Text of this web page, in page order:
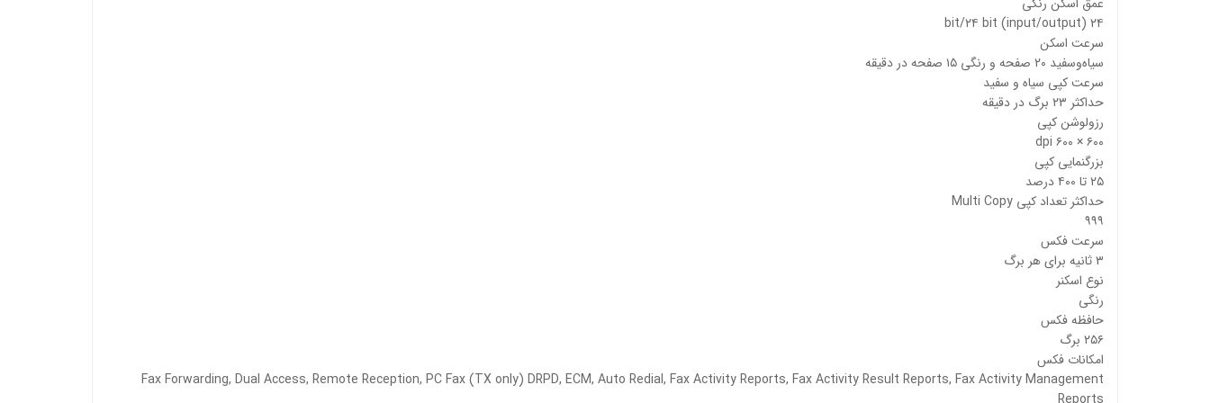
۲۴ bit/۲۴ bit (input/output)
سرعت اسکن
سیاه‌وسفید ۲۰ صفحه و رنگی ۱۵ صفحه در دقیقه
سرعت کپی سیاه و سفید
حداکثر ۲۳ برگ در دقیقه
رزولوشن کپی
۶۰۰ × ۶۰۰ dpi
بزرگنمایی کپی
۲۵ تا ۴۰۰ درصد
حداکثر تعداد کپی Multi Copy
۹۹۹
سرعت فکس
۳ ثانیه برای هر برگ
نوع‌ اسکنر
رنگی
حافظه فکس
۲۵۶ برگ
امکانات فکس
Fax Forwarding, Dual Access, Remote Reception, PC Fax (TX only) DRPD, ECM, Auto Redial, Fax Activity Reports, Fax Activity Result Reports, Fax Activity Management
Reports